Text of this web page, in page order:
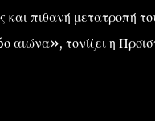
πιθανή μετατροπή
αιώνα», τονίζει η